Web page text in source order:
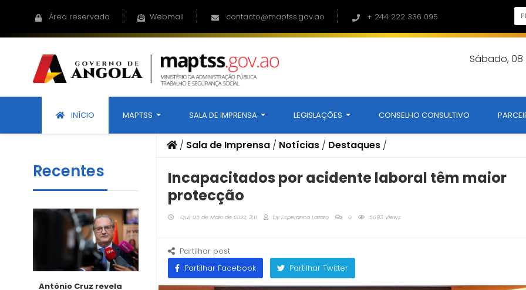
Área reservada Webmail contacto@maptss.gov.ao + 244 222 336 095
Sábado,
INÍCIO MAPTSS SALA DE IMPRENSA LEGISLAÇÕES CONSELHO CONSULTIVO
Recentes
António Cruz revela
/ Sala de Imprensa / Notícias / Destaques /
Incapacitados por acidente laboral têm maior
protecção
Qui, 05 de Maio de 2022, 3:11 byEsperanca Lazaro 0 5093 Views
Partilhar post
Partilhar Facebook
Partilhar Twitter